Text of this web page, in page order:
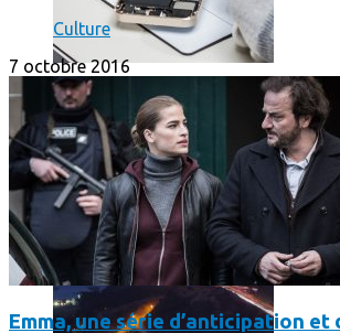
Faut-il encore emmener son bon vieux
Culture
7 octobre 2016
Emma, une série d’anticipation